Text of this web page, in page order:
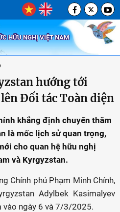
HỮU NGHỊ VIỆT NAM
hướng tới
Đối tác Toàn diện
khẳng định chuyến thăm
là mốc lịch sử quan trọng,
cho quan hệ hữu nghị
và Kyrgyzstan.
Chính phủ Phạm Minh Chính,
Adylbek Kasimalyev
ngày 6 và 7/3/2025.